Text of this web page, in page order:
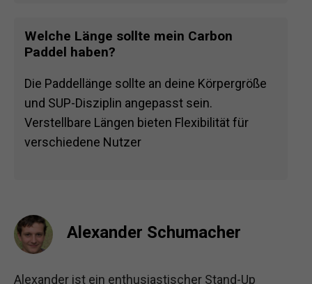
Welche Länge sollte mein Carbon
Paddel haben?
Die Paddellänge sollte an deine Körpergröße
und SUP-Disziplin angepasst sein.
Verstellbare Längen bieten Flexibilität für
verschiedene Nutzer
Alexander Schumacher
Alexander ist ein enthusiastischer Stand-Up